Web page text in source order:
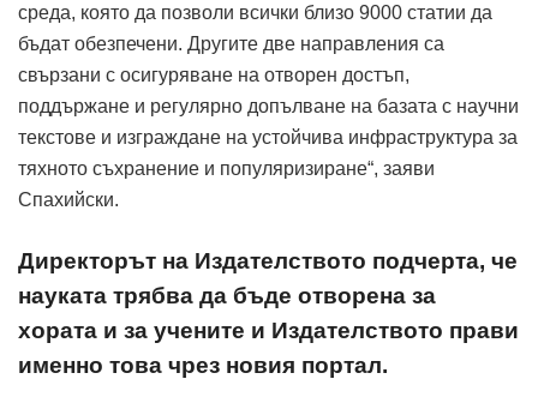
среда, която да позволи всички близо 9000 статии да
бъдат обезпечени. Другите две направления са
свързани с осигуряване на отворен достъп,
поддържане и регулярно допълване на базата с научни
текстове и изграждане на устойчива инфраструктура за
тяхното съхранение и популяризиране“, заяви
Спахийски.
Директорът на Издателството подчерта, че
науката трябва да бъде отворена за
хората и за учените и Издателството прави
именно това чрез новия портал.